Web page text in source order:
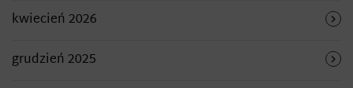
kwiecień 2026
grudzień 2025